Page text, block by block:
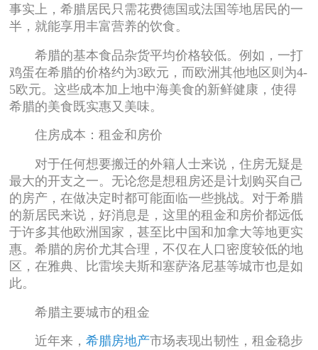
事实上，希腊居民只需花费德国或法国等地居民的一
半，就能享用丰富营养的饮食。
希腊的基本食品杂货平均价格较低。例如，一打
鸡蛋在希腊的价格约为3欧元，而欧洲其他地区则为4-
5欧元。这些成本加上地中海美食的新鲜健康，使得
希腊的美食既实惠又美味。
住房成本：租金和房价
对于任何想要搬迁的外籍人士来说，住房无疑是
最大的开支之一。无论您是想租房还是计划购买自己
的房产，在做决定时都可能面临一些挑战。对于希腊
的新居民来说，好消息是，这里的租金和房价都远低
于许多其他欧洲国家，甚至比中国和加拿大等地更实
惠。希腊的房价尤其合理，不仅在人口密度较低的地
区，在雅典、比雷埃夫斯和塞萨洛尼基等城市也是如
此。
希腊主要城市的租金
近年来，希腊房地产市场表现出韧性，租金稳步